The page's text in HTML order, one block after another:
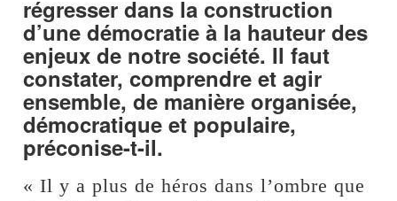
régresser dans la construction
d’une démocratie à la hauteur des
enjeux de notre société. Il faut
constater, comprendre et agir
ensemble, de manière organisée,
démocratique et populaire,
préconise-t-il.
« Il y a plus de héros dans l’ombre que